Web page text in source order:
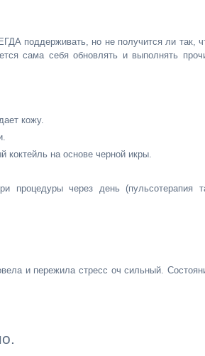
поддерживать, но не получится ли так,
сама себя обновлять и выполнять
кожу.
коктейль на основе черной икры.
процедуры через день (пульсотерапия
и пережила стресс оч сильный.